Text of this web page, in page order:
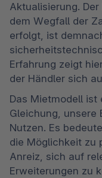
Aktualisierung.
dem Wegfall der
erfolgt, ist
Erfahrung zeigt
der Händler sich
Das Mietmodell ist
Gleichung, unsere
Nutzen. Es
die Möglichkeit zu
Anreiz, sich auf
Erweiterungen zu